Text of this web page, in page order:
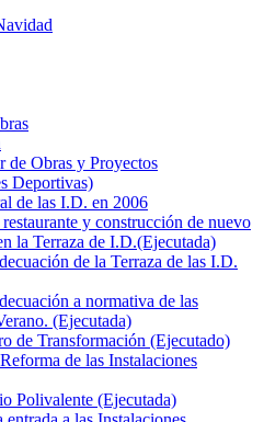
de Obras y Proyectos
Deportivas)
de las I.D. en 2006
y construcción de nuevo
la Terraza de I.D.(Ejecutada)
de la Terraza de las I.D.
a normativa de las
(Ejecutada)
de Transformación (Ejecutado)
de las Instalaciones
Polivalente (Ejecutada)